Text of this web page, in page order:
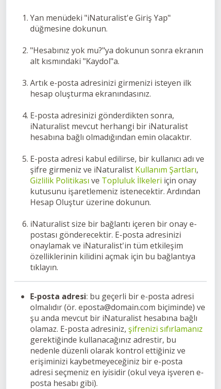
Yan menüdeki "iNaturalist'e Giriş Yap"
düğmesine dokunun.
"Hesabınız yok mu?"ya dokunun sonra ekranın
alt kısmındaki "Kaydol"a.
Artık e-posta adresinizi girmenizi isteyen ilk
hesap oluşturma ekranındasınız.
E-posta adresinizi gönderdikten sonra,
iNaturalist mevcut herhangi bir iNaturalist
hesabına bağlı olmadığından emin olacaktır.
E-posta adresi kabul edilirse, bir kullanıcı adı ve
şifre girmeniz ve iNaturalist Kullanım Şartları,
Gizlilik Politikası ve Topluluk İlkeleri için onay
kutusunu işaretlemeniz istenecektir. Ardından
Hesap Oluştur üzerine dokunun.
iNaturalist size bir bağlantı içeren bir onay e-
postası gönderecektir. E-posta adresinizi
onaylamak ve iNaturalist'in tüm etkileşim
özelliklerinin kilidini açmak için bu bağlantıya
tıklayın.
E-posta adresi: bu geçerli bir e-posta adresi
olmalıdır (ör. eposta@domain.com biçiminde) ve
şu anda mevcut bir iNaturalist hesabına bağlı
olamaz. E-posta adresiniz, şifrenizi sıfırlamanız
gerektiğinde kullanacağınız adrestir, bu
nedenle düzenli olarak kontrol ettiğiniz ve
erişiminizi kaybetmeyeceğiniz bir e-posta
adresi seçmeniz en iyisidir (okul veya işveren e-
posta hesabı gibi).